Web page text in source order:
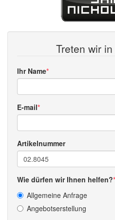
Treten wir
Ihr Name
E-mail
Artikelnummer
Wie dürfen wir Ihnen helfen?
Allgemeine Anfrage
Angebotserstellung